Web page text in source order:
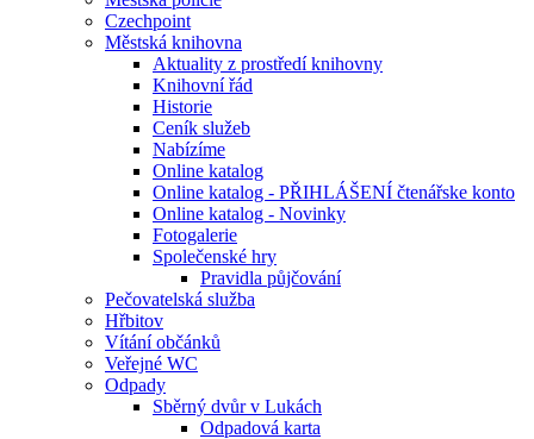
Czechpoint
Městská knihovna
Aktuality z prostředí knihovny
Knihovní řád
Historie
Ceník služeb
Nabízíme
Online katalog
Online katalog - PŘIHLÁŠENÍ čtenářske konto
Online katalog - Novinky
Fotogalerie
Společenské hry
Pravidla půjčování
Pečovatelská služba
Hřbitov
Vítání občánků
Veřejné WC
Odpady
Sběrný dvůr v Lukách
Odpadová karta